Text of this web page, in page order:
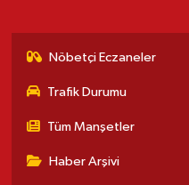
Nöbetçi Eczaneler
Trafik Durumu
Tüm Manşetler
Haber Arşivi